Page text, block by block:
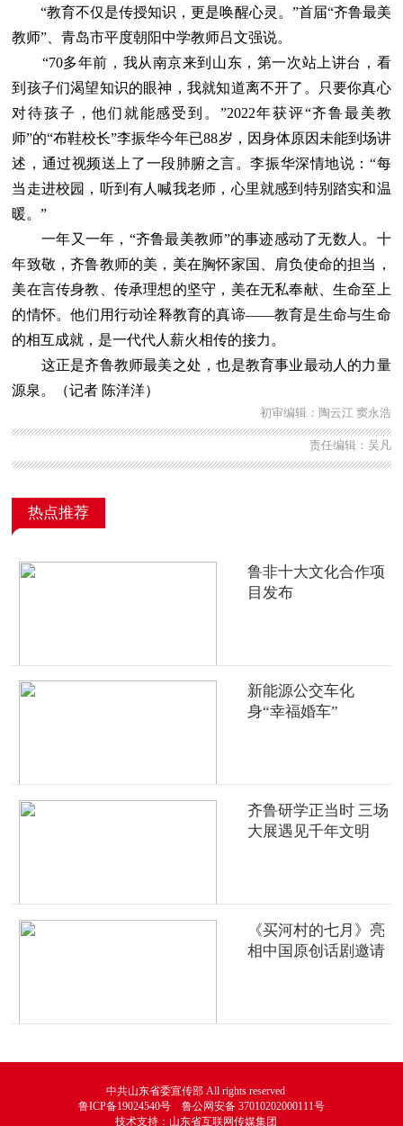
“教育不仅是传授知识，更是唤醒心灵。”首届“齐鲁最美
教师”、青岛市平度朝阳中学教师吕文强说。
“70多年前，我从南京来到山东，第一次站上讲台，看
到孩子们渴望知识的眼神，我就知道离不开了。只要你真心
对待孩子，他们就能感受到。”2022年获评“齐鲁最美教
师”的“布鞋校长”李振华今年已88岁，因身体原因未能到场讲
述，通过视频送上了一段肺腑之言。李振华深情地说：“每
当走进校园，听到有人喊我老师，心里就感到特别踏实和温
暖。”
一年又一年，“齐鲁最美教师”的事迹感动了无数人。十
年致敬，齐鲁教师的美，美在胸怀家国、肩负使命的担当，
美在言传身教、传承理想的坚守，美在无私奉献、生命至上
的情怀。他们用行动诠释教育的真谛——教育是生命与生命
的相互成就，是一代代人薪火相传的接力。
这正是齐鲁教师最美之处，也是教育事业最动人的力量
源泉。（记者 陈洋洋）
初审编辑：陶云江 窦永浩
责任编辑：吴凡
热点推荐
鲁非十大文化合作项
目发布
新能源公交车化
身“幸福婚车”
齐鲁研学正当时 三场
大展遇见千年文明
《买河村的七月》亮
相中国原创话剧邀请
中共山东省委宣传部 All rights reserved
鲁ICP备19024540号 鲁公网安备 37010202000111号
技术支持：山东省互联网传媒集团